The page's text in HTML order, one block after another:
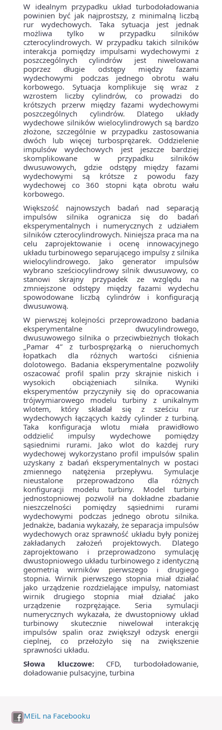
W idealnym przypadku układ turbodoładowania
powinien być jak najprostszy, z minimalną liczbą
rur wydechowych. Taka sytuacja jest jednak
możliwa tylko w przypadku silników
czterocylindrowych. W przypadku takich silników
interakcja pomiędzy impulsami wydechowymi z
poszczególnych cylindrów jest niwelowana
poprzez długie odstępy między fazami
wydechowymi podczas jednego obrotu wału
korbowego. Sytuacja komplikuje się wraz z
wzrostem liczby cylindrów, co prowadzi do
krótszych przerw między fazami wydechowymi
poszczególnych cylindrów. Dlatego układy
wydechowe silników wielocylindrowych są bardzo
złożone, szczególnie w przypadku zastosowania
dwóch lub więcej turbosprężarek. Oddzielenie
impulsów wydechowych jest jeszcze bardziej
skomplikowane w przypadku silników
dwusuwowych, gdzie odstępy między fazami
wydechowymi są krótsze z powodu fazy
wydechowej co 360 stopni kąta obrotu wału
korbowego.
Większość najnowszych badań nad separacją
impulsów silnika ogranicza się do badań
eksperymentalnych i numerycznych z udziałem
silników czterocylindrowych. Niniejsza praca ma na
celu zaprojektowanie i ocenę innowacyjnego
układu turbinowego separującego impulsy z silnika
wielocylindrowego. Jako generator impulsów
wybrano sześciocylindrowy silnik dwusuwowy, co
stanowi skrajny przypadek ze względu na
zmniejszone odstępy między fazami wydechu
spowodowane liczbą cylindrów i konfiguracją
dwusuwową.
W pierwszej kolejności przeprowadzono badania
eksperymentalne dwucylindrowego,
dwusuwowego silnika o przeciwbieżnych tłokach
„Pamar 4” z turbosprężarką o nieruchomych
łopatkach dla różnych wartości ciśnienia
dolotowego. Badania eksperymentalne pozwoliły
oszacować profil spalin przy skrajnie niskich i
wysokich obciążeniach silnika. Wyniki
eksperymentów przyczyniły się do opracowania
trójwymiarowego modelu turbiny z unikalnym
wlotem, który składał się z sześciu rur
wydechowych łączących każdy cylinder z turbiną.
Taka konfiguracja wlotu miała prawidłowo
oddzielić impulsy wydechowe pomiędzy
sąsiednimi rurami. Jako wlot do każdej rury
wydechowej wykorzystano profil impulsów spalin
uzyskany z badań eksperymentalnych w postaci
zmiennego natężenia przepływu. Symulacje
nieustalone przeprowadzono dla różnych
konfiguracji modelu turbiny. Model turbiny
jednostopniowej pozwolił na dokładne zbadanie
nieszczelności pomiędzy sąsiednimi rurami
wydechowymi podczas jednego obrotu silnika.
Jednakże, badania wykazały, że separacja impulsów
wydechowych oraz sprawność układu były poniżej
zakładanych założeń projektowych. Dlatego
zaprojektowano i przeprowadzono symulację
dwustopniowego układu turbinowego z identyczną
geometrią wirników pierwszego i drugiego
stopnia. Wirnik pierwszego stopnia miał działać
jako urządzenie rozdzielające impulsy, natomiast
wirnik drugiego stopnia miał działać jako
urządzenie rozprężające. Seria symulacji
numerycznych wykazała, że dwustopniowy układ
turbinowy skutecznie niwelował interakcję
impulsów spalin oraz zwiększył odzysk energii
cieplnej, co przełożyło się na zwiększenie
sprawności układu.
Słowa kluczowe:CFD, turbodoładowanie,
doładowanie pulsacyjne, turbina
MEiL na Facebooku